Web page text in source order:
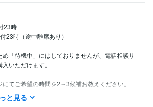
23時
23時（途中離席あり）
め「待機中」にはしておりませんが、電話相談サ
いただけます。
にてご希望の時間を2～3候補お教えください。
、平日18時頃まではお返事をできない場合がご
と見る